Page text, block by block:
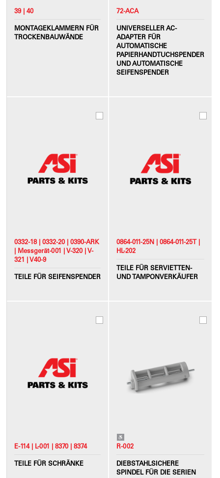
39 | 40
MONTAGEKLAMMERN FÜR
TROCKENBAUWÄNDE
72-ACA
UNIVERSELLER AC-
ADAPTER FÜR
AUTOMATISCHE
PAPIERHANDTUCHSPENDER
UND AUTOMATISCHE
SEIFENSPENDER
0332-18 | 0332-20 | 0390-ARK
| Messgerät-001 | V-320 | V-
321 | V40-9
TEILE FÜR SEIFENSPENDER
0864-011-25N | 0864-011-25T |
HL-202
TEILE FÜR SERVIETTEN-
UND TAMPONVERKÄUFER
E-114 | L-001 | 8370 | 8374
TEILE FÜR SCHRÄNKE
R-002
DIEBSTAHLSICHERE
SPINDEL FÜR DIE SERIEN